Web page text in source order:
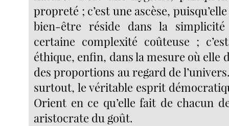
propreté ; c’est une ascèse,
bien-être réside dans la
certaine complexité coûteuse ;
éthique, enfin, dans la mesure où elle
des proportions au regard de
surtout, le véritable esprit
Orient en ce qu’elle fait de chacun
aristocrate du goût.